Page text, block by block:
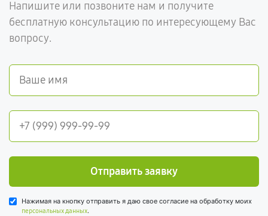
Напишите или позвоните нам и получите
бесплатную консультацию по интересующему Вас
вопросу.
Отправить заявку
Нажимая на кнопку отправить я даю свое согласие на обработку моих
персональных данных.